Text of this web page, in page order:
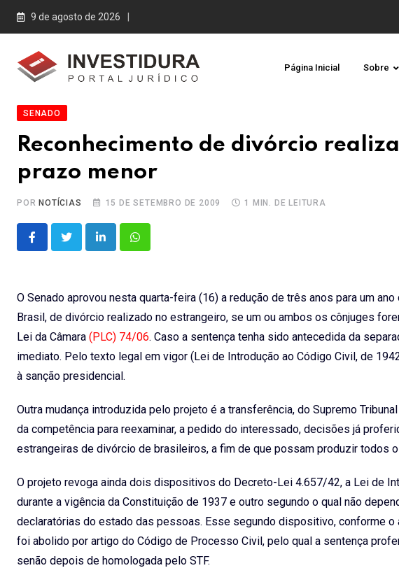
Skip
9 de agosto de 2026
Página Inicial Sobre
SENADO
Reconhecimento de divórcio
prazo menor
PORNOTÍCIAS 15 DE SETEMBRO DE 2009 1 MIN. DE LEITURA
LinkedInWhatsapp
O Senado aprovou nesta quarta-feira (16) a redução de três anos para um
Brasil, de divórcio realizado no estrangeiro, se um ou ambos os cônjuges
Lei da Câmara (PLC) 74/06. Caso a sentença tenha sido antecedida da
imediato. Pelo texto legal em vigor (Lei de Introdução ao Código Civil, de
à sanção presidencial.
Outra mudança introduzida pelo projeto é a transferência, do Supremo
da competência para reexaminar, a pedido do interessado, decisões já
estrangeiras de divórcio de brasileiros, a fim de que possam produzir todos
O projeto revoga ainda dois dispositivos do Decreto-Lei 4.657/42, a Lei de
durante a vigência da Constituição de 1937 e outro segundo o qual não
declaratórias do estado das pessoas. Esse segundo dispositivo, conforme o
foi abolido por artigo do Código de Processo Civil, pelo qual a sentença
senão depois de homologada pelo STF.